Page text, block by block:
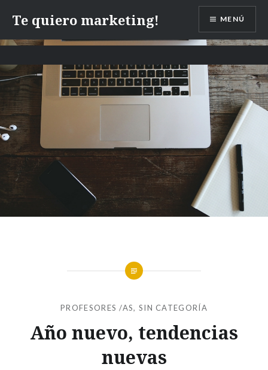
Te quiero marketing! MENÚ
PROFESORES /AS, SIN CATEGORÍA
Año nuevo, tendencias
nuevas